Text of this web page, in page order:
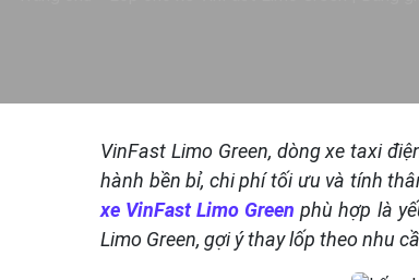
VinFast Limo Green, dòng xe taxi
hành bền bỉ, chi phí tối ưu và tính
xe VinFast Limo Green phù hợp là
Limo Green, gợi ý thay lốp theo nhu